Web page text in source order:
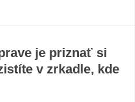
je priznať si
v zrkadle, kde